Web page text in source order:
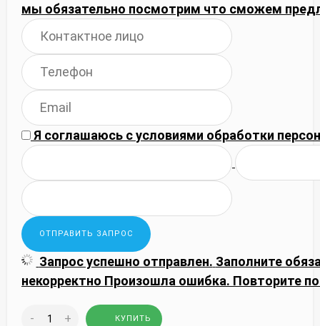
мы обязательно посмотрим что сможем
Я соглашаюсь сусловиями обработки
Запрос успешно отправлен. Заполните
некорректно Произошла ошибка. Повторите
- + КУПИТЬ